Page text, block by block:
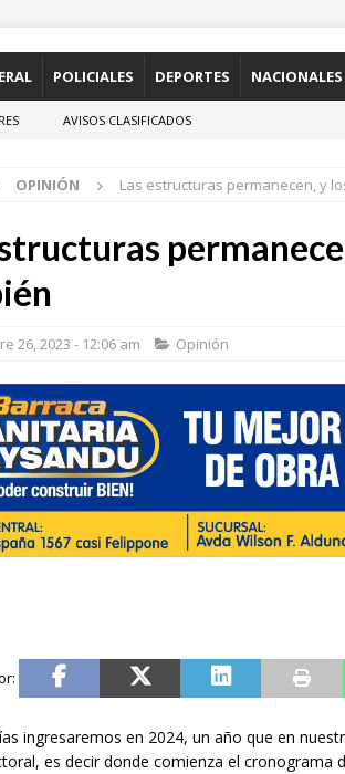
POLICIALES DEPORTES NACIONALES
AVISOS CLASIFICADOS
OPINIÓN Las estructuras permanecen, y
26, 2023 - 12:06 am Opinión
ingresaremos en 2024, un año que en
es decir donde comienza el cronograma